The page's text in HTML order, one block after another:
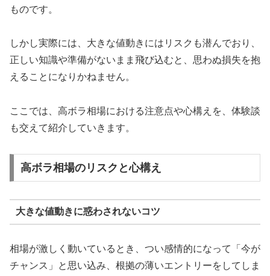
ものです。
しかし実際には、大きな値動きにはリスクも潜んでおり、
正しい知識や準備がないまま飛び込むと、思わぬ損失を抱
えることになりかねません。
ここでは、高ボラ相場における注意点や心構えを、体験談
も交えて紹介していきます。
高ボラ相場のリスクと心構え
大きな値動きに惑わされないコツ
相場が激しく動いているとき、つい感情的になって「今が
チャンス」と思い込み、根拠の薄いエントリーをしてしま